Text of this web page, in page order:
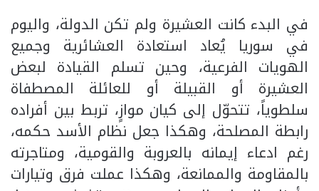
في البدء كانت العشيرة ولم تكن الدولة، واليوم
في سوريا يُعاد استعادة العشائرية وجميع
الهويات الفرعية، وحين تسلم القيادة لبعض
العشيرة أو القبيلة أو للعائلة المصطفاة
سلطوياً، تتحوّل إلى كيان موازٍ، تربط بين أفراده
رابطة المصلحة، وهكذا جعل نظام الأسد حكمه،
رغم ادعاء إيمانه بالعروبة والقومية، ومتاجرته
بالمقاومة والممانعة، وهكذا عملت فرق وتيارات